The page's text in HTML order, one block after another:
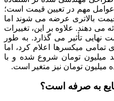
مهم در تعیین قیمت است؛
بالاتری عرضه می‌ شوند اما
می‌ دهند. علاوه بر این، تغییرات
نهایی تأثیر می‌ گذارد. به طور
میکسرها اعلام کرد، اما
میلیون تومان شروع شده و با
میلیون تومان نیز متغیر است.
به صرفه است؟